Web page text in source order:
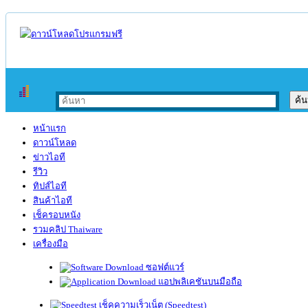
หน้าแรก
ดาวน์โหลด
ข่าวไอที
รีวิว
ทิปส์ไอที
สินค้าไอที
เช็ครอบหนัง
รวมคลิป Thaiware
เครื่องมือ
ซอฟต์แวร์
แอปพลิเคชันบนมือถือ
เช็คความเร็วเน็ต (Speedtest)